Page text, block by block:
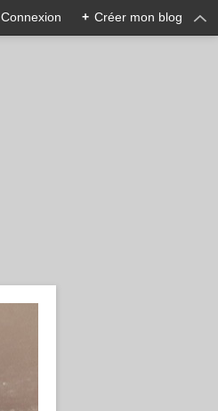
Connexion + Créer mon blog